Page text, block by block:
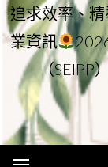
追求效率、
業資訊
（SEIPP